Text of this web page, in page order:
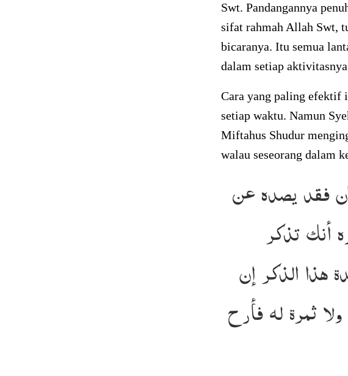
Swt. Pandangannya
sifat rahmah Allah Swt,
bicaranya. Itu semua
dalam setiap
Cara yang paling efektif
setiap waktu. Namun
Miftahus Shudur
walau seseorang dalam
فقد يصده عن
أنك تذكر
هذا الذكر إن
ثمرة له فأرح